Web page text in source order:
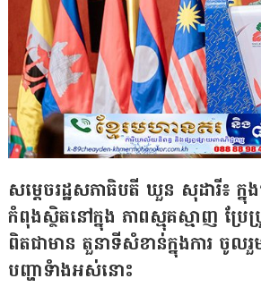
សម្តេចរដ្ឋសភាធិបតី ឃួន សុដារី៖
កំពុងស្ថិតនៅក្នុង ភាពស្មុគស្មាញ ប្រ
ពិតជាមាន តួនាទីសំខាន់ក្នុងការ ចូល
បញ្ហាទំាងអស់នោះ